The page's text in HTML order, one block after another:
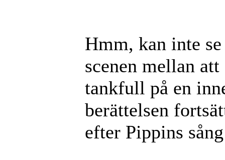
Hmm, kan inte
scenen mellan
tankfull på en
berättelsen
efter Pippins